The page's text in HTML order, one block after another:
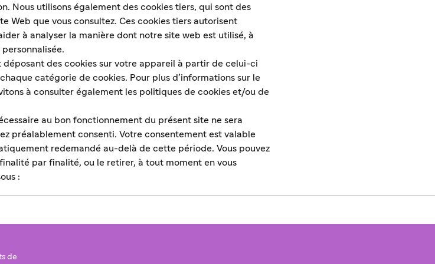
Nous utilisons également des cookies tiers, qui sont des
Web que vous consultez. Ces cookies tiers autorisent
à analyser la manière dont notre site web est utilisé, à
des cookies sur votre appareil à partir de celui-ci
catégorie de cookies. Pour plus d’informations sur le
à consulter également les politiques de cookies et/ou de
au bon fonctionnement du présent site ne sera
préalablement consenti. Votre consentement est valable
redemandé au-delà de cette période. Vous pouvez
par finalité, ou le retirer, à tout moment en vous
:
de